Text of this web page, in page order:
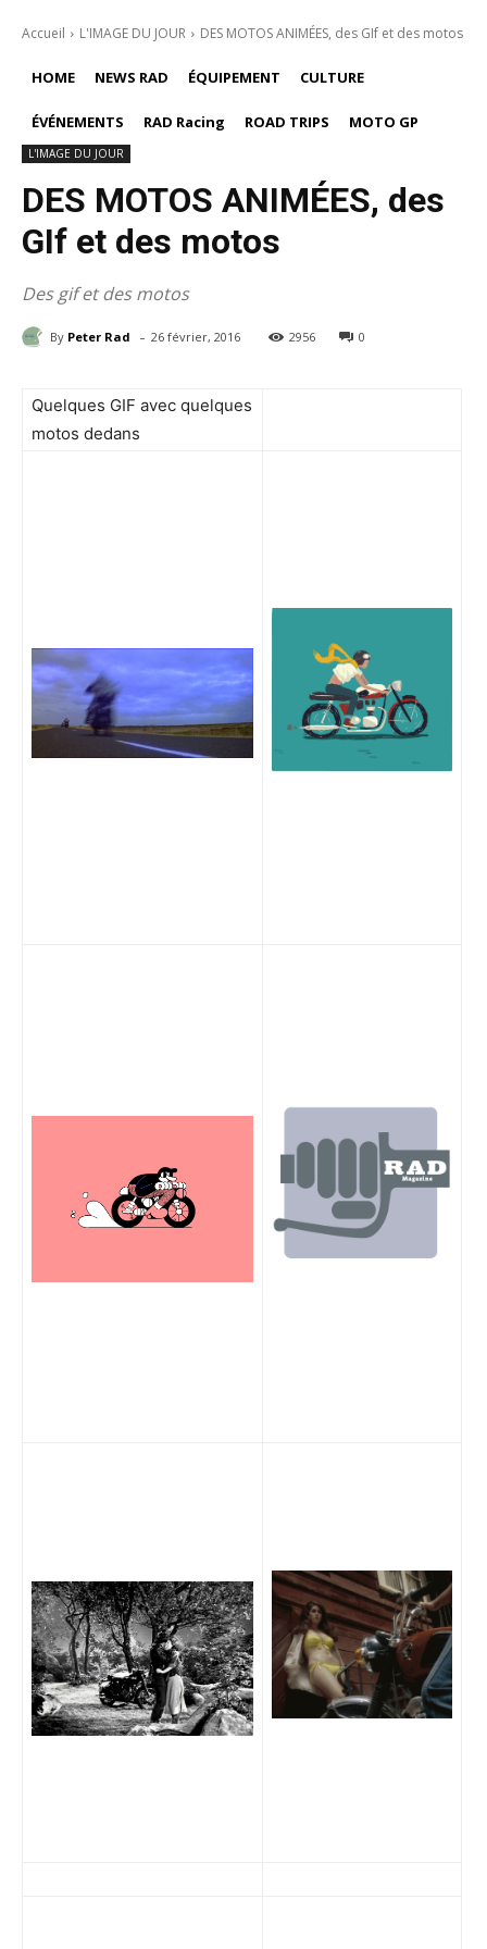
Accueil L'IMAGE DU JOUR DES MOTOS ANIMÉES, des GIf et des motos
HOME NEWS RAD ÉQUIPEMENT CULTURE
ÉVÉNEMENTS RAD Racing ROAD TRIPS MOTO GP
L'IMAGE DU JOUR
DES MOTOS ANIMÉES, des
GIf et des motos
Des gif et des motos
By Peter Rad - 26 février, 2016 2956 0
Quelques GIF avec quelques
motos dedans